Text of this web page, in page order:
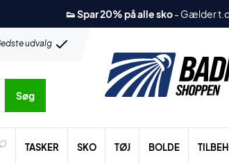
👟 Spar 20% på alle sko- Gælder
udvalg
Søg
TASKER SKO TØJ BOLDE